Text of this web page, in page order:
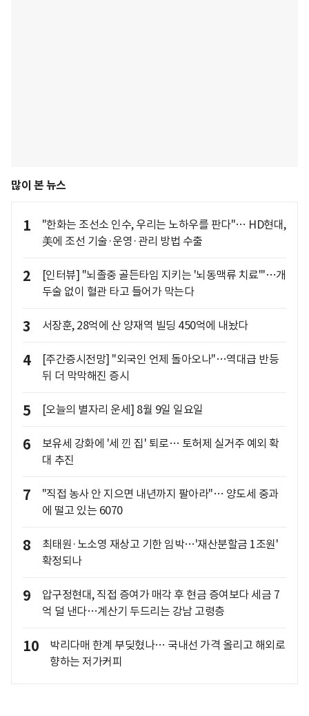
많이 본 뉴스
1
"한화는 조선소 인수, 우리는 노하우를 판다"… HD현대,
美에 조선 기술·운영·관리 방법 수출
2
[인터뷰] "뇌졸중 골든타임 지키는 '뇌동맥류 치료'"…개
두술 없이 혈관 타고 들어가 막는다
3 서장훈, 28억에 산 양재역 빌딩 450억에 내놨다
4
[주간증시전망] "외국인 언제 돌아오나"…역대급 반등
뒤 더 막막해진 증시
5 [오늘의 별자리 운세] 8월 9일 일요일
6
보유세 강화에 '세 낀 집' 퇴로… 토허제 실거주 예외 확
대 추진
7
"직접 농사 안 지으면 내년까지 팔아라"… 양도세 중과
에 떨고 있는 6070
8
최태원·노소영 재상고 기한 임박…'재산분할금 1조원'
확정되나
9
압구정현대, 직접 증여가 매각 후 현금 증여보다 세금 7
억 덜 낸다…계산기 두드리는 강남 고령층
10
박리다매 한계 부딪혔나… 국내선 가격 올리고 해외로
향하는 저가커피